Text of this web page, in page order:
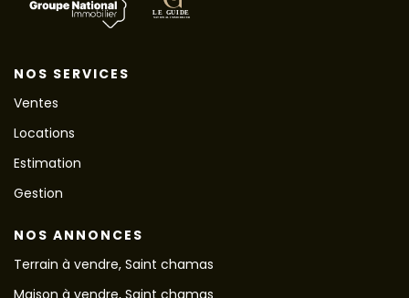
NOS SERVICES
Ventes
Locations
Estimation
Gestion
NOS ANNONCES
Terrain à vendre, Saint chamas
Maison à vendre, Saint chamas